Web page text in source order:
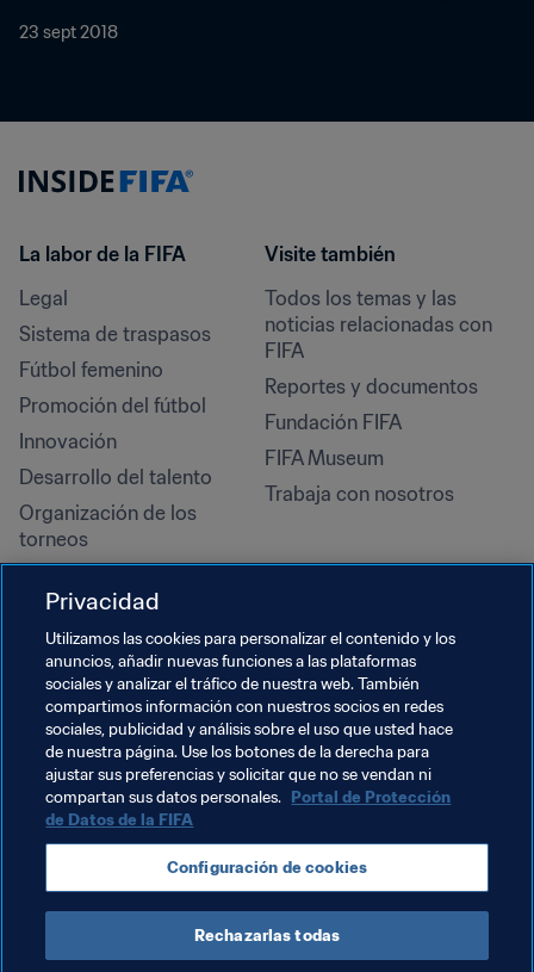
23 sept 2018
La labor de la FIFA
Legal
Sistema de traspasos
Fútbol femenino
Promoción del fútbol
Innovación
Desarrollo del talento
Organización de los
torneos
Derechos humanos y lucha
contra la discriminación
Salud y atención médica
Iniciativas educativas
Visite también
Todos los temas y las
noticias relacionadas con
FIFA
Reportes y documentos
Fundación FIFA
FIFA Museum
Trabaja con nosotros
Privacidad
Utilizamos las cookies para personalizar el contenido y los
anuncios, añadir nuevas funciones a las plataformas
sociales y analizar el tráfico de nuestra web. También
compartimos información con nuestros socios en redes
sociales, publicidad y análisis sobre el uso que usted hace
de nuestra página. Use los botones de la derecha para
ajustar sus preferencias y solicitar que no se vendan ni
compartan sus datos personales. Portal de Protección
de Datos de la FIFA
Configuración de cookies
Rechazarlas todas